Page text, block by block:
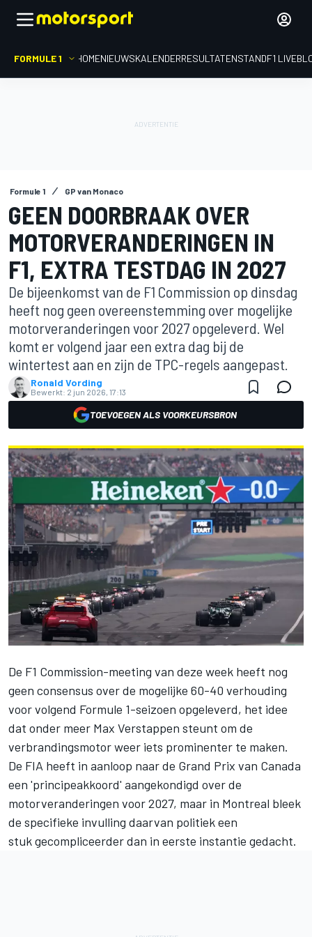
FORMULE 1 HOMENIEUWSKALENDERRESULTATENSTANDF1
Formule 1 GP van Monaco
GEEN DOORBRAAK OVER
MOTORVERANDERINGEN IN
F1, EXTRA TESTDAG IN 2027
De bijeenkomst van de F1 Commission op dinsdag
heeft nog geen overeenstemming over mogelijke
motorveranderingen voor 2027 opgeleverd. Wel
komt er volgend jaar een extra dag bij de
wintertest aan en zijn de TPC-regels aangepast.
Ronald Vording
Bewerkt: 2 jun 2026, 17:13
TOEVOEGEN ALS VOORKEURSBRON
De F1 Commission-meeting van deze week heeft nog
geen consensus over de mogelijke 60-40 verhouding
voor volgend Formule 1-seizoen opgeleverd, het idee
dat onder meer Max Verstappen steunt om de
verbrandingsmotor weer iets prominenter te maken.
De FIA heeft in aanloop naar de Grand Prix van Canada
een 'principeakkoord' aangekondigd over de
motorveranderingen voor 2027, maar in Montreal bleek
de specifieke invulling daarvan politiek een
stuk gecompliceerder dan in eerste instantie gedacht.